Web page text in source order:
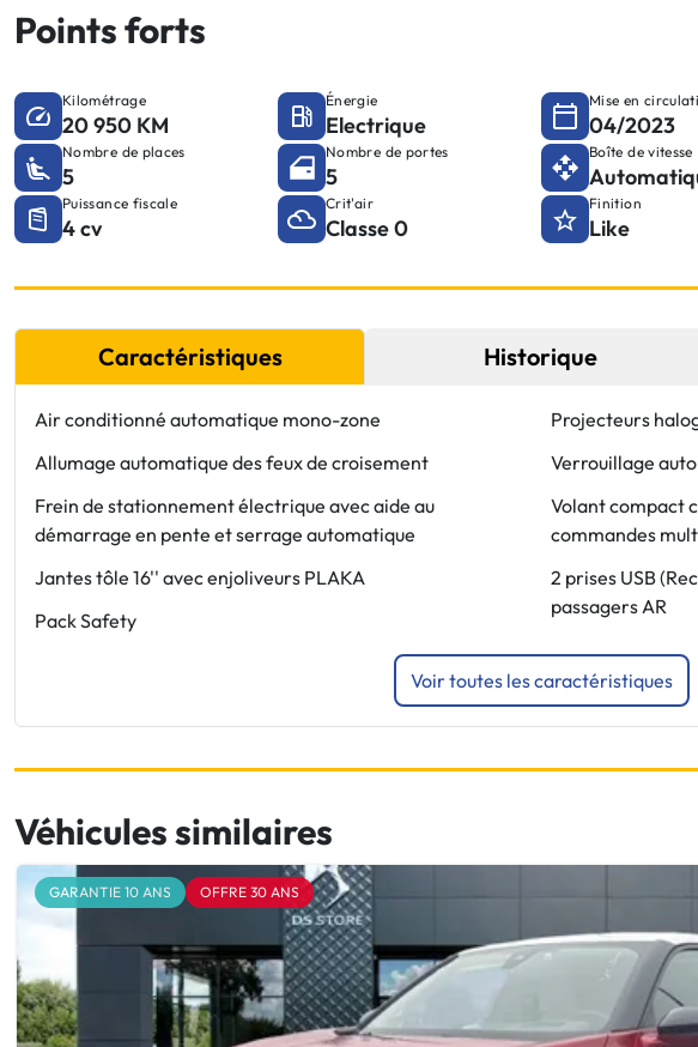
Points forts
Kilométrage
20 950 KM
Énergie
Electrique
Mise en
04/2023
Nombre de places
5
Nombre de portes
5
Boîte de vitesse
Puissance fiscale
4 cv
Crit'air
Classe 0
Finition
Like
Caractéristiques Historique
Air conditionné automatique mono-zone
Allumage automatique des feux de croisement
Frein de stationnement électrique avec aide au
démarrage en pente et serrage automatique
Jantes tôle 16'' avec enjoliveurs PLAKA
Pack Safety
Projecteurs
Verrouillage
Volant compact
commandes
2 prises USB
passagers AR
Voir toutes les caractéristiques
Véhicules similaires
GARANTIE 10 ANS OFFRE 30 ANS